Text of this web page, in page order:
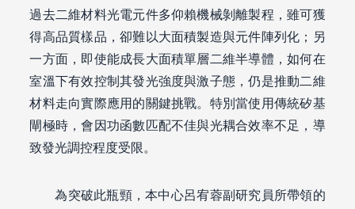
過去二維材料光電元件多仰賴機械剝離製程，雖可獲
得高品質樣品，卻難以大面積製造與元件陣列化；另
一方面，即使能成長大面積單層二維半導體，如何在
室溫下有效控制其發光強度與激子態，仍是推動二維
材料走向實際應用的關鍵挑戰。特別當使用傳統矽基
閘極時，會因功函數匹配不佳與光耦合效率不足，導
致發光調控程度受限。
為突破此瓶頸，本中心呂宥蓉副研究員所帶領的